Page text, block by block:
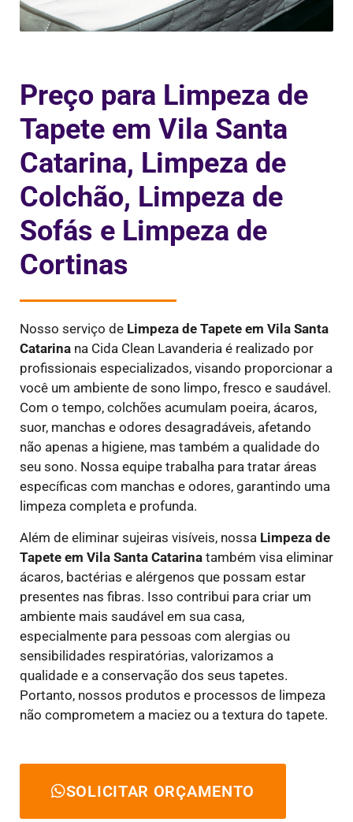
Preço para Limpeza de
Tapete em Vila Santa
Catarina, Limpeza de
Colchão, Limpeza de
Sofás e Limpeza de
Cortinas
Nosso serviço de Limpeza de Tapete em Vila Santa
Catarina na Cida Clean Lavanderia é realizado por
profissionais especializados, visando proporcionar a
você um ambiente de sono limpo, fresco e saudável.
Com o tempo, colchões acumulam poeira, ácaros,
suor, manchas e odores desagradáveis, afetando
não apenas a higiene, mas também a qualidade do
seu sono. Nossa equipe trabalha para tratar áreas
específicas com manchas e odores, garantindo uma
limpeza completa e profunda.
Além de eliminar sujeiras visíveis, nossa Limpeza de
Tapete em Vila Santa Catarina também visa eliminar
ácaros, bactérias e alérgenos que possam estar
presentes nas fibras. Isso contribui para criar um
ambiente mais saudável em sua casa,
especialmente para pessoas com alergias ou
sensibilidades respiratórias, valorizamos a
qualidade e a conservação dos seus tapetes.
Portanto, nossos produtos e processos de limpeza
não comprometem a maciez ou a textura do tapete.
SOLICITAR ORÇAMENTO